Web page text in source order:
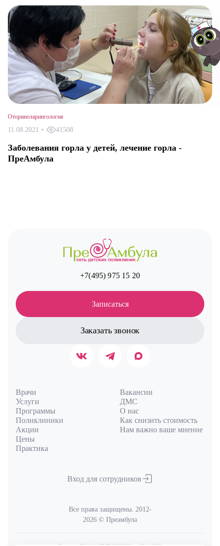
Оториноларингология
11.08.2021 • 41508
Заболевания горла у детей, лечение горла -
ПреАмбула
+7(495) 975 15 20
Записаться
Заказать звонок
Врачи
Услуги
Программы
Поликлиники
Акции
Цены
Практика
Вакансии
ДМС
О нас
Как снизить стоимость
Нам важно ваше мнение
Вход для сотрудников
Все права защищены. 2012-
2026 © Преамбула